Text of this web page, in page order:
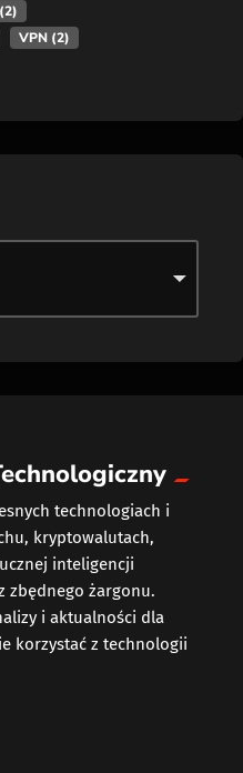
(2)
VPN (2)
technologiach i
kryptowalutach,
inteligencji
zbędnego żargonu.
i aktualności dla
korzystać z technologii